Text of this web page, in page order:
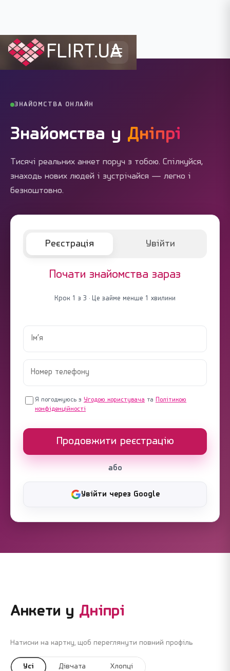
FLIRT.UA
Flirt.ua › Міста України Дніпро
ЗНАЙОМСТВА ОНЛАЙН
Знайомства у Дніпрі
Тисячі реальних анкет поруч з тобою. Спілкуйся,
знаходь нових людей і зустрічайся — легко і
безкоштовно.
Реєстрація Увійти
Почати знайомства зараз
Крок 1 з 3 · Це займе менше 1 хвилини
Я погоджуюсь з Угодою користувача та Політикою
конфіденційності
Продовжити реєстрацію
або
Увійти через Google
Анкети у Дніпрі
Натисни на картку, щоб переглянути повний профіль
Усі Дівчата Хлопці